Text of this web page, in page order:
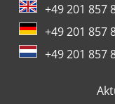
Kaeser Tb 26
Kaeser Tbh 14
+49 201 857
+49 201 857
+49 201 857